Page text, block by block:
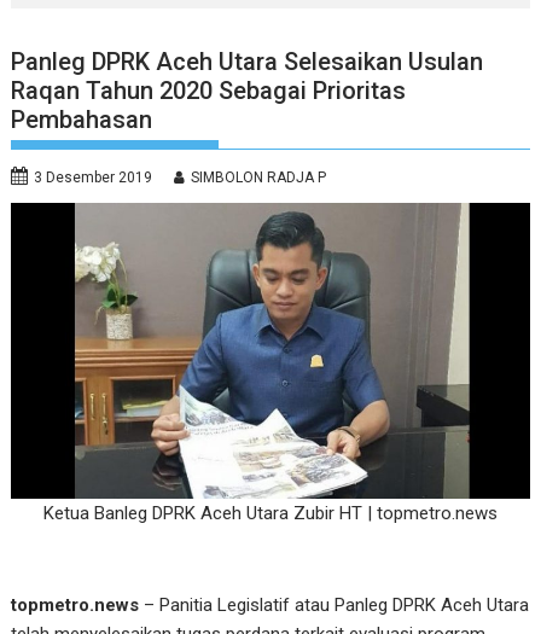
Panleg DPRK Aceh Utara Selesaikan Usulan
Raqan Tahun 2020 Sebagai Prioritas
Pembahasan
3 Desember 2019 SIMBOLON RADJA P
Ketua Banleg DPRK Aceh Utara Zubir HT | topmetro.news
topmetro.news – Panitia Legislatif atau Panleg DPRK Aceh Utara